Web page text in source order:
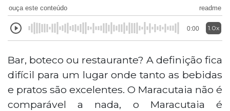
ouça este conteúdo readme
0:00 1.0x
Bar, boteco ou restaurante? A definição fica
difícil para um lugar onde tanto as bebidas
e pratos são excelentes. O Maracutaia não é
comparável a nada, o Maracutaia é